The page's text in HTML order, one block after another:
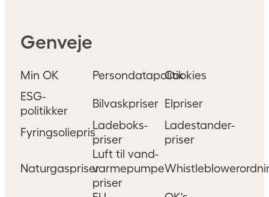
Genveje
Min OK PersondatapolitikCookies
ESG-
politikker
Bilvaskpriser Elpriser
Fyringsoliepris
Ladeboks-
priser
Ladestander-
priser
Naturgaspriser
Luft til vand-
varmepumpe
priser